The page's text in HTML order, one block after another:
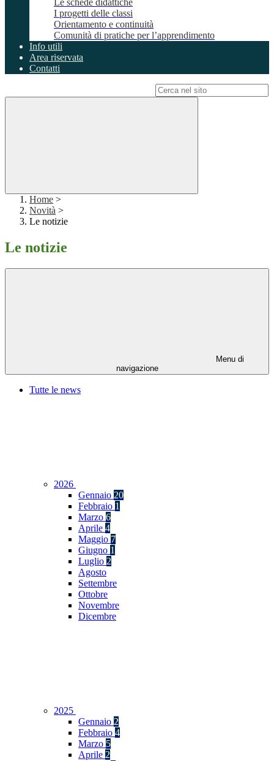
Le schede didattiche
I progetti delle classi
Orientamento e continuità
Comunità di pratiche per l’apprendimento
Info utili
Area riservata
Contatti
Home >
Novità >
Le notizie
Le notizie
Menu di
navigazione
Tutte le news
2026
Gennaio 20
Febbraio 1
Marzo 6
Aprile 4
Maggio 7
Giugno 1
Luglio 2
Agosto
Settembre
Ottobre
Novembre
Dicembre
2025
Gennaio 2
Febbraio 4
Marzo 5
Aprile 2